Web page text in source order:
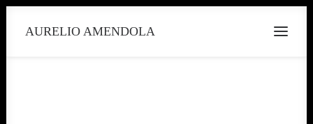
AURELIO AMENDOLA